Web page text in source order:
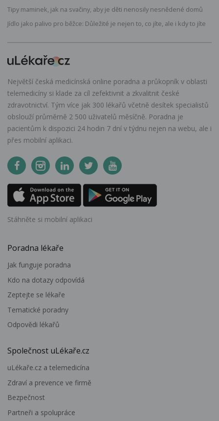
Tipy maminek, jak na svačiny, aby je děti nenosily nesnědené domů
Jídlo jako palivo pro běžce: Důležité je nejen to, co jíte, ale i kdy to jíte
Největší česká medicínská online poradna a průkopník v oblasti
telemedicíny si klade za cíl zefektivnit a zkvalitnit české
zdravotnictví. Tým více jak 300 lékařů včetně desítek specialistů
obslouží průměrně 2 500 uživatelů měsíčně. Poradna je
pacientům k dispozici 24 hodin 7 dní v týdnu nejen na webu, ale i
přes mobilní aplikaci.
Stáhněte si mobilní aplikaci
Poradna lékaře
Jak funguje poradna
Kdo na dotazy odpovídá
Zeptejte se lékaře
Tematické poradny
Odpovědi lékařů
Společnost uLékaře.cz
uLékaře.cz a telemedicína
Zdraví a prevence ve firmě
Bezpečnost
Partneři a spolupráce